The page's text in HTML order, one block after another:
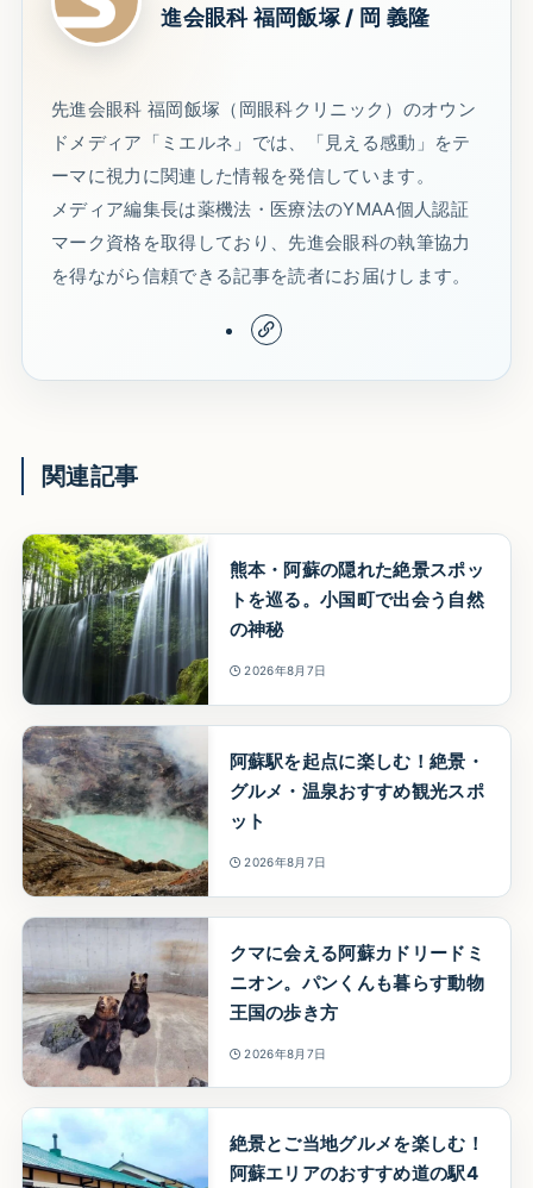
進会眼科 福岡飯塚 / 岡 義隆
先進会眼科 福岡飯塚（岡眼科クリニック）のオウン
ドメディア「ミエルネ」では、「見える感動」をテ
ーマに視力に関連した情報を発信しています。
メディア編集長は薬機法・医療法のYMAA個人認証
マーク資格を取得しており、先進会眼科の執筆協力
を得ながら信頼できる記事を読者にお届けします。
関連記事
熊本・阿蘇の隠れた絶景スポッ
トを巡る。小国町で出会う自然
の神秘
2026年8月7日
阿蘇駅を起点に楽しむ！絶景・
グルメ・温泉おすすめ観光スポ
ット
2026年8月7日
クマに会える阿蘇カドリードミ
ニオン。パンくんも暮らす動物
王国の歩き方
2026年8月7日
絶景とご当地グルメを楽しむ！
阿蘇エリアのおすすめ道の駅4